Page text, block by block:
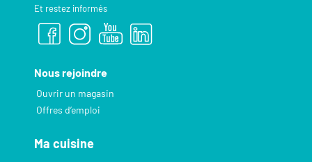
Et restez informés
Nous rejoindre
Ouvrir un magasin
Offres d’emploi
Ma cuisine